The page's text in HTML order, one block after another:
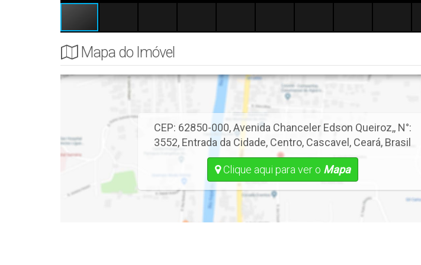
Mapa do Imóvel
CEP: 62850-000,Avenida Chanceler Edson Queiroz,, N°:
3552, Entrada da Cidade, Centro, Cascavel, Ceará, Brasil
Clique aqui para ver o Mapa